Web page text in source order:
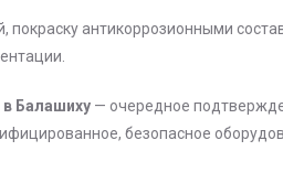
покраску антикоррозионными
Балашиху — очередное
безопасное